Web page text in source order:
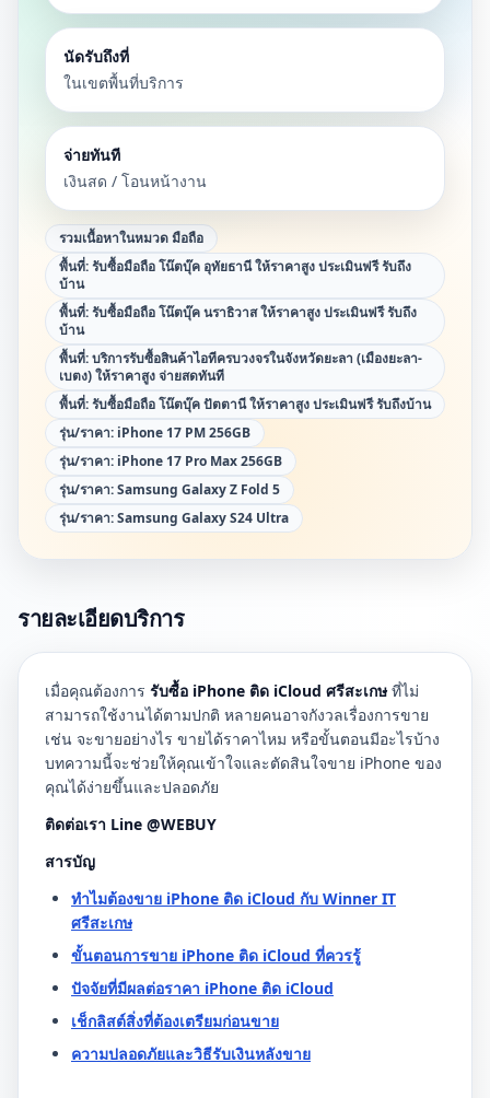
นัดรับถึงที่
ในเขตพื้นที่บริการ
จ่ายทันที
เงินสด / โอนหน้างาน
รวมเนื้อหาในหมวดมือถือ
พื้นที่:รับซื้อมือถือ โน๊ตบุ๊ค อุทัยธานี ให้ราคาสูง ประเมินฟรี รับถึง
บ้าน
พื้นที่:รับซื้อมือถือ โน๊ตบุ๊ค นราธิวาส ให้ราคาสูง ประเมินฟรี รับถึง
บ้าน
พื้นที่:บริการรับซื้อสินค้าไอทีครบวงจรในจังหวัดยะลา (เมืองยะลา-
เบตง) ให้ราคาสูง จ่ายสดทันที
พื้นที่:รับซื้อมือถือ โน๊ตบุ๊ค ปัตตานี ให้ราคาสูง ประเมินฟรี รับถึงบ้าน
รุ่น/ราคา: iPhone 17 PM 256GB
รุ่น/ราคา: iPhone 17 Pro Max 256GB
รุ่น/ราคา:Samsung Galaxy Z Fold 5
รุ่น/ราคา:Samsung Galaxy S24 Ultra
รายละเอียดบริการ
เมื่อคุณต้องการ รับซื้อ iPhone ติด iCloud ศรีสะเกษที่ไม่
สามารถใช้งานได้ตามปกติ หลายคนอาจกังวลเรื่องการขาย
เช่น จะขายอย่างไร ขายได้ราคาไหม หรือขั้นตอนมีอะไรบ้าง
บทความนี้จะช่วยให้คุณเข้าใจและตัดสินใจขาย iPhone ของ
คุณได้ง่ายขึ้นและปลอดภัย
ติดต่อเรา Line @WEBUY
สารบัญ
ทำไมต้องขาย iPhone ติด iCloud กับ Winner IT
ศรีสะเกษ
ขั้นตอนการขาย iPhone ติด iCloud ที่ควรรู้
ปัจจัยที่มีผลต่อราคา iPhone ติด iCloud
เช็กลิสต์สิ่งที่ต้องเตรียมก่อนขาย
ความปลอดภัยและวิธีรับเงินหลังขาย